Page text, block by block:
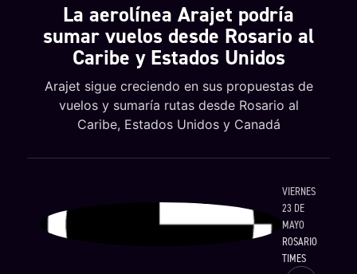
La aerolínea Arajet podría
sumar vuelos desde Rosario al
Caribe y Estados Unidos
Arajet sigue creciendo en sus propuestas de
vuelos y sumaría rutas desde Rosario al
Caribe, Estados Unidos y Canadá
VIERNES
23 DE
MAYO
ROSARIO
TIMES